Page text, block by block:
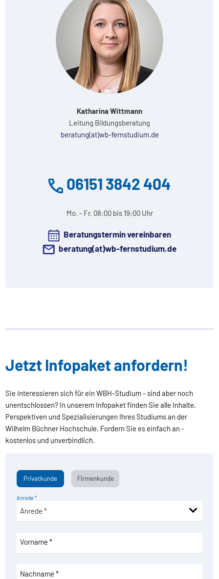
Katharina Wittmann
Leitung Bildungsberatung
beratung(at)wb-fernstudium.de
06151 3842 404
Mo. - Fr. 08:00 bis 19:00 Uhr
Beratungstermin vereinbaren
beratung(at)wb-fernstudium.de
Jetzt Infopaket anfordern!
Sie interessieren sich für ein WBH-Studium - sind aber noch
unentschlossen? In unserem Infopaket finden Sie alle Inhalte,
Perspektiven und Spezialisierungen Ihres Studiums an der
Wilhelm Büchner Hochschule. Fordern Sie es einfach an -
kostenlos und unverbindlich.
Privatkunde Firmenkunde
Anrede *
Vorname *
Nachname *